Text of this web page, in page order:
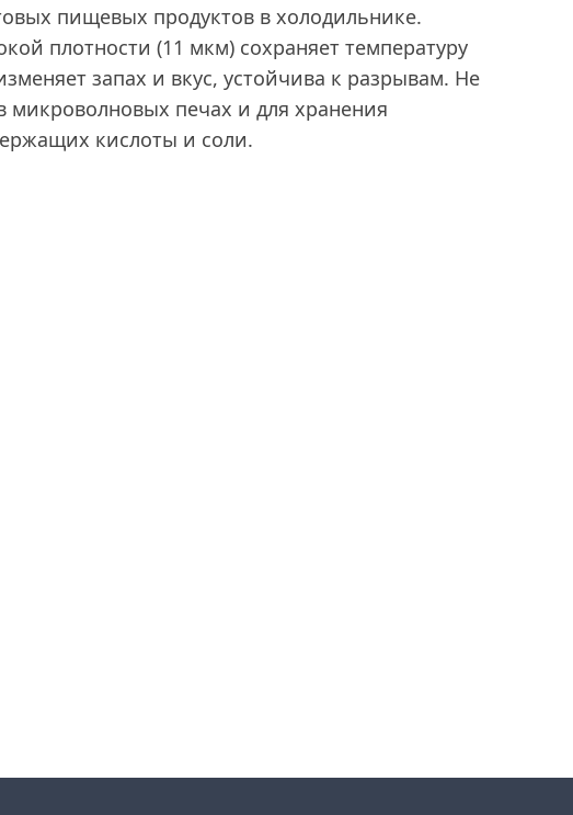
пищевых продуктов в холодильнике.
плотности (11 мкм) сохраняет температуру
запах и вкус, устойчива к разрывам. Не
микроволновых печах и для хранения
кислоты и соли.